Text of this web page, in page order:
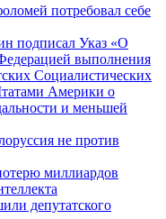
потребовал себе
подписал Указ «О
выполнения
Социалистических
Америки о
и меньшей
не против
миллиардов
депутатского